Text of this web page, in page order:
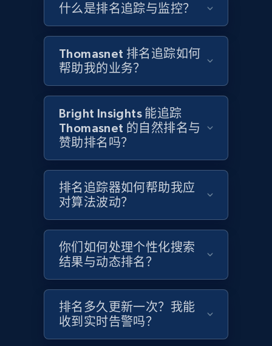
Etsy - Collects data from shop's URL
URL, Product id, Listing inventory id, Title, Rating,
Reviews count shop, Reviews count item, Initial
price, and more.
1.9K+ 322+ 立即开始
Amazon products search
Asin, URL, Name, Sponsored, Initial price, Final
price, Currency, Sold, and more.
什么是排名追踪与监控？
Thomasnet 排名追踪如何
帮助我的业务？
Bright Insights 能追踪
Thomasnet 的自然排名与
赞助排名吗？
排名追踪器如何帮助我应
对算法波动？
你们如何处理个性化搜索
结果与动态排名？
排名多久更新一次？我能
收到实时告警吗？